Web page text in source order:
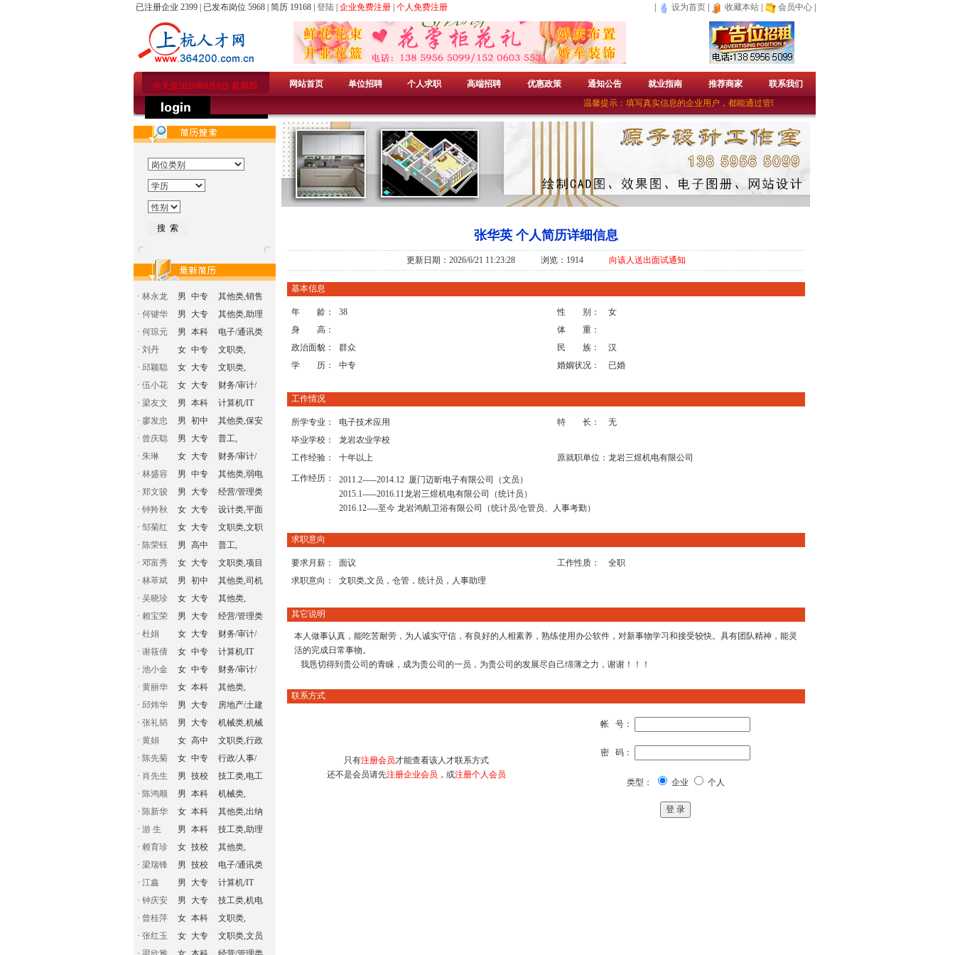
已注册企业 2399 | 已发布岗位 5968 | 简历 19168 | 登陆 企业免费注册 个人免费注册 设为首页 收藏本站 会员中心
今天是2026年8月6日 星期四 网站首页 单位招聘 个人求职 高端招聘 优惠政策 通知公告 就业指南 推荐商家
联系我们
温馨提示：填写真实信息的企业用户，都能通过管理员的审核成为免费的企业会员。——上杭人才网
· 林永龙 男 中专
其他类,销售
· 何键华 男 大专
其他类,助理
· 何琼元 男 本科
电子/通讯类
· 刘丹 女 中专
文职类,
· 邱颖聪 女 大专
文职类,
· 伍小花 女 大专
财务/审计/
· 梁友文 男 本科
计算机/IT
· 廖发忠 男 初中
其他类,保安
· 曾庆聪 男 大专
普工,
· 朱琳 女 大专
财务/审计/
· 林盛容 男 中专
其他类,弱电
· 郑文骏 男 大专
经营/管理类
· 钟羚秋 女 大专
设计类,平面
· 邹菊红 女 大专
文职类,文职
· 陈荣钰 男 高中
普工,
· 邓富秀 女 大专
文职类,项目
· 林萃斌 男 初中
其他类,司机
· 吴晓珍 女 大专
其他类,
· 赖宝荣 男 大专
经营/管理类
· 杜娟 女 大专
财务/审计/
· 谢筱倩 女 中专
计算机/IT
· 池小金 女 中专
财务/审计/
· 黄丽华 女 本科
其他类,
· 邱炜华 男 大专
房地产/土建
· 张礼韬 男 大专
机械类,机械
· 黄娟 女 高中
文职类,行政
· 陈先菊 女 中专
行政/人事/
· 肖先生 男 技校
技工类,电工
· 陈鸿顺 男 本科
机械类,
· 陈新华 女 本科
其他类,出纳
· 游 生 男 本科
技工类,助理
· 赖育珍 女 技校
其他类,
· 梁瑞锋 男 技校
电子/通讯类
· 江鑫 男 大专
计算机/IT
· 钟庆安 男 大专
技工类,机电
· 曾桂萍 女 本科
文职类,
· 张红玉 女 大专
文职类,文员
张华英 个人简历详细信息
更新日期：2026/6/21 11:23:28 浏览：1914 向该人送出面试通知
基本信息
年 龄： 38 性 别：
女
身 高：
体 重：
政治面貌：
群众 民 族：
汉
学 历：
中专 婚姻状况： 已婚
工作情况
所学专业： 电子技术应用 特 长：
无
毕业学校：
龙岩农业学校
工作经验：
十年以上 原就职单位： 龙岩三煜机电有限公司
工作经历：
2011.2-----2014.12 厦门迈昕电子有限公司（文员）
2015.1-----2016.11龙岩三煜机电有限公司（统计员）
2016.12----至今 龙岩鸿航卫浴有限公司（统计员/仓管员、人事考勤）
求职意向
要求月薪： 面议 工作性质：
全职
求职意向：
文职类,文员，仓管，统计员，人事助理
其它说明
本人做事认真，能吃苦耐劳，为人诚实守信，有良好的人相素养，熟练使用办公软件，对新事物学习和接受较快。具有团队精神，能灵
活的完成日常事物。
我恳切得到贵公司的青睐，成为贵公司的一员，为贵公司的发展尽自己绵薄之力，谢谢！！！
联系方式
只有注册会员才能查看该人才联系方式
还不是会员请先注册企业会员 ，或注册个人会员
帐 号：
密 码：
类型： 企业 个人